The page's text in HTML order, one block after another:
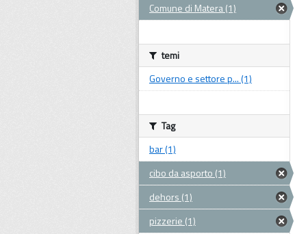
Comune di Matera (1)
temi
Governo e settore p... (1)
Tag
bar (1)
cibo da asporto (1)
dehors (1)
pizzerie (1)